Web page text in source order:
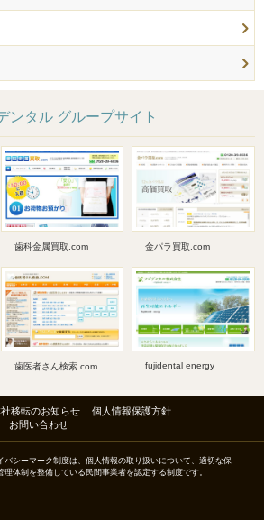
ンタル グループサイト
歯科金属買取.com 金パラ買取.com
歯医者さん検索.com fujidental energy
移転のお知らせ
個人情報保護方針
お問い合わせ
バシーマーク制度は、個人情報の取り扱いについて、適切な保
理体制を整備している民間事業者を認定する制度です。